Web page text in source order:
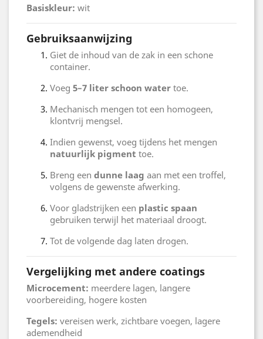
Basiskleur: wit
Gebruiksaanwijzing
Giet de inhoud van de zak in een schone
container.
Voeg 5–7 liter schoon water toe.
Mechanisch mengen tot een homogeen,
klontvrij mengsel.
Indien gewenst, voeg tijdens het mengen
natuurlijk pigment toe.
Breng een dunne laag aan met een troffel,
volgens de gewenste afwerking.
Voor gladstrijken een plastic spaan
gebruiken terwijl het materiaal droogt.
Tot de volgende dag laten drogen.
Vergelijking met andere coatings
Microcement: meerdere lagen, langere
voorbereiding, hogere kosten
Tegels: vereisen werk, zichtbare voegen, lagere
ademendheid